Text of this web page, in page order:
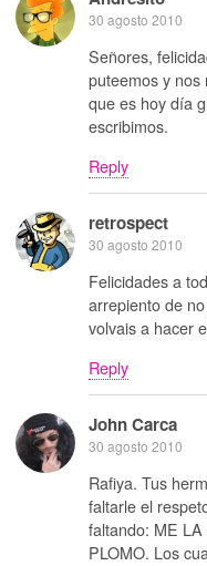
30 agosto 2010
Señores,
puteemos y nos
que es hoy día
escribimos.
Reply
retrospect
30 agosto 2010
Felicidades a
arrepiento de
volvais a hacer
Reply
John Carca
30 agosto 2010
Rafiya. Tus
faltarle el
faltando: ME
PLOMO. Los